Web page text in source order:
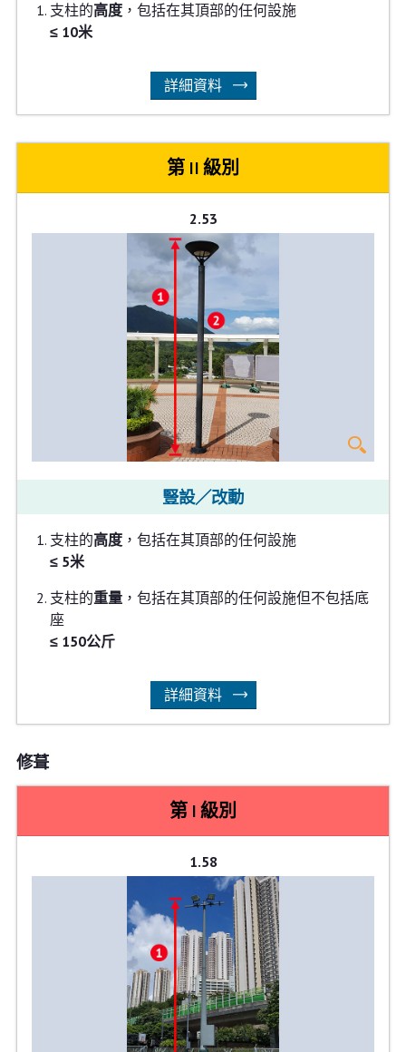
支柱的高度，包括在其頂部的任何設施
≤ 10米
詳細資料
第 II 級別
2.53
豎設／改動
支柱的高度，包括在其頂部的任何設施
≤ 5米
支柱的重量，包括在其頂部的任何設施但不包括底
座
≤ 150公斤
詳細資料
修葺
第 I 級別
1.58